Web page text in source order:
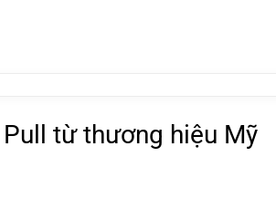
từ thương hiệu Mỹ